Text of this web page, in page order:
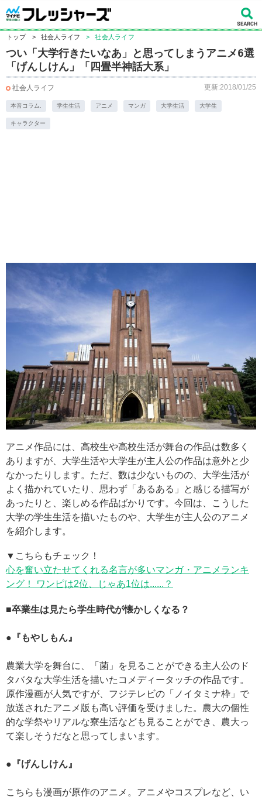
トップ > 社会人ライフ > 社会人ライフ
つい「大学行きたいなあ」と思ってしまうアニメ6選
「げんしけん」「四畳半神話大系」
社会人ライフ 更新:2018/01/25
本音コラム. 学生生活 アニメ マンガ 大学生活 大学生
キャラクター
アニメ作品には、高校生や高校生活が舞台の作品は数多く
ありますが、大学生活や大学生が主人公の作品は意外と少
なかったりします。ただ、数は少ないものの、大学生活が
よく描かれていたり、思わず「あるある」と感じる描写が
あったりと、楽しめる作品ばかりです。今回は、こうした
大学の学生生活を描いたものや、大学生が主人公のアニメ
を紹介します。
▼こちらもチェック！
心を奮い立たせてくれる名言が多いマンガ・アニメランキ
ング！ ワンピは2位、じゃあ1位は......？
■卒業生は見たら学生時代が懐かしくなる？
●『もやしもん』
農業大学を舞台に、「菌」を見ることができる主人公のド
タバタな大学生活を描いたコメディータッチの作品です。
原作漫画が人気ですが、フジテレビの「ノイタミナ枠」で
放送されたアニメ版も高い評価を受けました。農大の個性
的な学祭やリアルな寮生活なども見ることができ、農大っ
て楽しそうだなと思ってしまいます。
●『げんしけん』
こちらも漫画が原作のアニメ。アニメやコスプレなど、い